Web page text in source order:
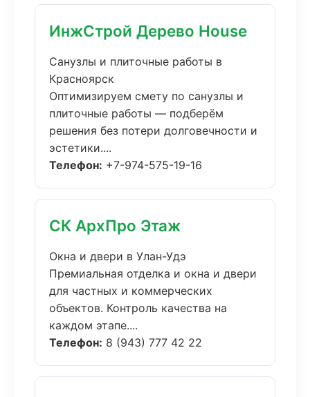
ИнжСтрой Дерево House
Санузлы и плиточные работы в
Красноярск
Оптимизируем смету по санузлы и
плиточные работы — подберём
решения без потери долговечности и
эстетики....
Телефон: +7-974-575-19-16
СК АрхПро Этаж
Окна и двери в Улан-Удэ
Премиальная отделка и окна и двери
для частных и коммерческих
объектов. Контроль качества на
каждом этапе....
Телефон: 8 (943) 777 42 22